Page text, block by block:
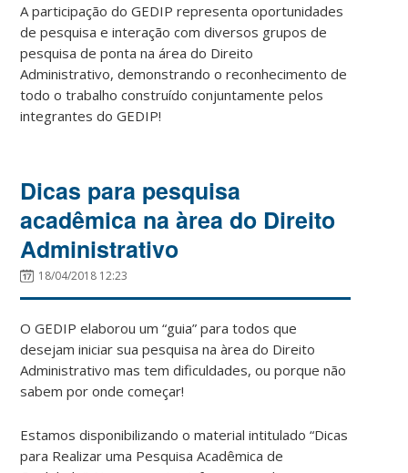
A participação do GEDIP representa oportunidades
de pesquisa e interação com diversos grupos de
pesquisa de ponta na área do Direito
Administrativo, demonstrando o reconhecimento de
todo o trabalho construído conjuntamente pelos
integrantes do GEDIP!
Dicas para pesquisa
acadêmica na àrea do Direito
Administrativo
18/04/2018 12:23
O GEDIP elaborou um “guia” para todos que
desejam iniciar sua pesquisa na àrea do Direito
Administrativo mas tem dificuldades, ou porque não
sabem por onde começar!
Estamos disponibilizando o material intitulado “Dicas
para Realizar uma Pesquisa Acadêmica de